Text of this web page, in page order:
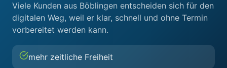
Viele Kunden aus Böblingen entscheiden sich für den
digitalen Weg, weil er klar, schnell und ohne Termin
vorbereitet werden kann.
mehr zeitliche Freiheit